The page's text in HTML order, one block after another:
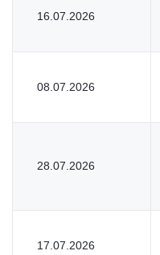
16.07.2026
08.07.2026
28.07.2026
17.07.2026